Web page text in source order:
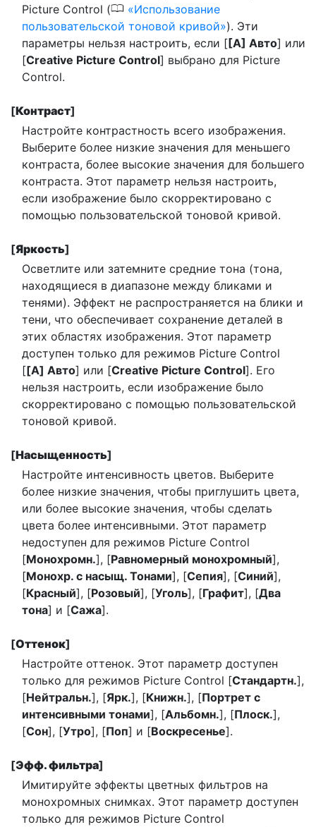
Picture Control (0
Использование
пользовательской тоновой кривой ). Эти
параметры нельзя настроить, если [[А] Авто] или
[Creative Picture Control] выбрано для Picture
Control.
[Контраст]
Настройте контрастность всего изображения.
Выберите более низкие значения для меньшего
контраста, более высокие значения для большего
контраста. Этот параметр нельзя настроить,
если изображение было скорректировано с
помощью пользовательской тоновой кривой.
[Яркость]
Осветлите или затемните средние тона (тона,
находящиеся в диапазоне между бликами и
тенями). Эффект не распространяется на блики и
тени, что обеспечивает сохранение деталей в
этих областях изображения. Этот параметр
доступен только для режимов Picture Control
[[А] Авто] или [Creative Picture Control]. Его
нельзя настроить, если изображение было
скорректировано с помощью пользовательской
тоновой кривой.
[Насыщенность]
Настройте интенсивность цветов. Выберите
более низкие значения, чтобы приглушить цвета,
или более высокие значения, чтобы сделать
цвета более интенсивными. Этот параметр
недоступен для режимов Picture Control
[Монохромн.], [Равномерный монохромный],
[Монохр. с насыщ. Тонами], [Сепия], [Синий],
[Красный], [Розовый], [Уголь], [Графит], [Два
тона] и [Сажа].
[Оттенок]
Настройте оттенок. Этот параметр доступен
только для режимов Picture Control [Стандартн.],
[Нейтральн.], [Ярк.], [Книжн.], [Портрет с
интенсивными тонами], [Альбомн.], [Плоск.],
[Сон], [Утро], [Поп] и [Воскресенье].
[Эфф. фильтра]
Имитируйте эффекты цветных фильтров на
монохромных снимках. Этот параметр доступен
только для режимов Picture Control